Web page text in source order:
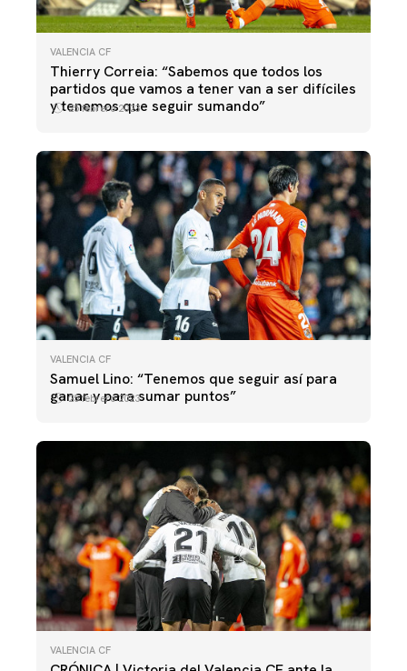
VALENCIA CF
Thierry Correia: “Sabemos que todos los
partidos que vamos a tener van a ser difíciles
y tenemos que seguir sumando”
25 febrero 2023
VALENCIA CF
Samuel Lino: “Tenemos que seguir así para
ganar y para sumar puntos”
25 febrero 2023
VALENCIA CF